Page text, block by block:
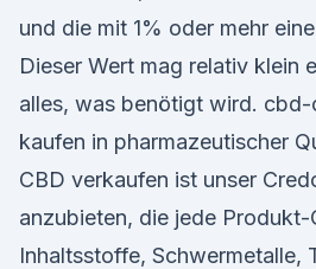
und die mit 1% oder mehr
Dieser Wert mag relativ klein
alles, was benötigt wird.
kaufen in pharmazeutischer
CBD verkaufen ist unser
anzubieten, die jede Produkt-
Inhaltsstoffe, Schwermetalle,